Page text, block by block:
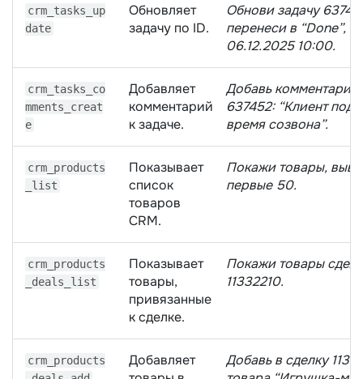
crm_tasks_up
date
Обновляет
задачу по ID.
Обнови задачу
перенеси в “Done”,
06.12.2025 10:00.
crm_tasks_co
mments_creat
e
Добавляет
комментарий
к задаче.
Добавь комментарий
637452: “Клиент
время созвона”.
crm_products
_list
Показывает
список
товаров
CRM.
Покажи товары,
первые 50.
crm_products
_deals_list
Показывает
товары,
привязанные
к сделке.
Покажи товары
11332210.
crm_products
Добавляет
Добавь в сделку